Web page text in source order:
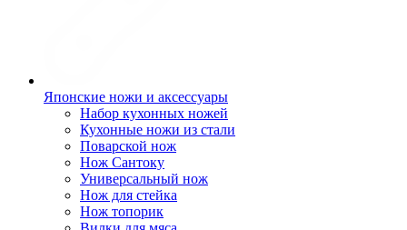
Японские ножи и аксессуары
Набор кухонных ножей
Кухонные ножи из стали
Поварской нож
Нож Сантоку
Универсальный нож
Нож для стейка
Нож топорик